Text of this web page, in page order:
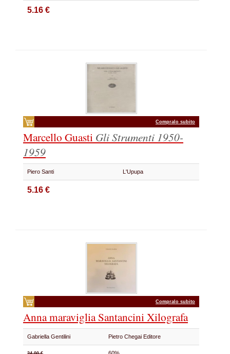
5.16 €
Compralo subito
Marcello Guasti Gli Strumenti 1950-
1959
Piero Santi L'Upupa
5.16 €
Compralo subito
Anna maraviglia Santancini Xilografa
Gabriella Gentilini Pietro Chegai Editore